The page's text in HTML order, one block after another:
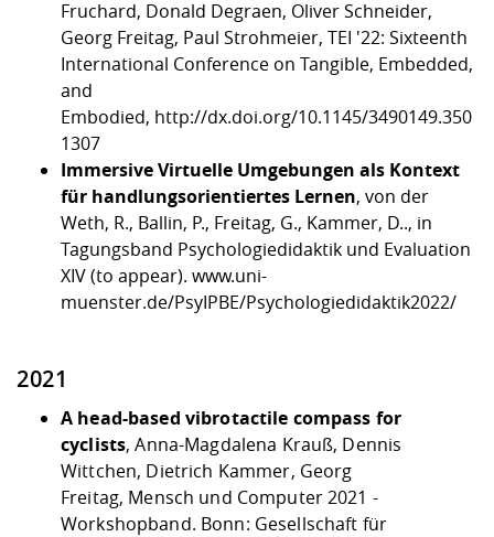
Fruchard, Donald Degraen, Oliver Schneider,
Georg Freitag, Paul Strohmeier, TEI '22: Sixteenth
International Conference on Tangible, Embedded,
and
Embodied, http://dx.doi.org/10.1145/3490149.350
1307
Immersive Virtuelle Umgebungen als Kontext
für handlungsorientiertes Lernen, von der
Weth, R., Ballin, P., Freitag, G., Kammer, D.., in
Tagungsband Psychologiedidaktik und Evaluation
XIV (to appear). www.uni-
muenster.de/PsyIPBE/Psychologiedidaktik2022/
2021
A head-based vibrotactile compass for
cyclists, Anna-Magdalena Krauß, Dennis
Wittchen, Dietrich Kammer, Georg
Freitag, Mensch und Computer 2021 -
Workshopband. Bonn: Gesellschaft für